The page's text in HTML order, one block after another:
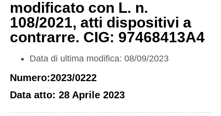
modificato con L. n.
108/2021, atti dispositivi a
contrarre. CIG: 97468413A4
Data di ultima modifica: 08/09/2023
Numero:2023/0222
Data atto: 28 Aprile 2023